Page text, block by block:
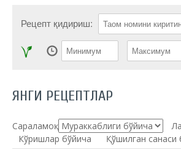
Рецепт қидириш:
ЯНГИ РЕЦЕПТЛАР
Сараламоқ:
Кўришлар бўйича
Қўшилган санаси